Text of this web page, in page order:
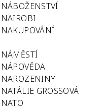
NÁBOŽENSTVÍ
NAIROBI
NAKUPOVÁNÍ
NÁMĚSTÍ
NÁPOVĚDA
NAROZENINY
NATÁLIE GROSSOVÁ
NATO